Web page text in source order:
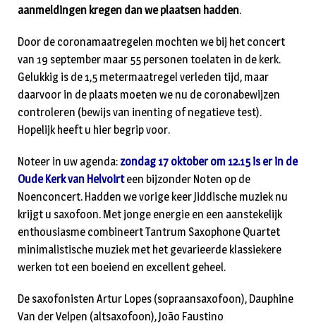
aanmeldingen kregen dan we plaatsen hadden.
Door de coronamaatregelen mochten we bij het concert
van 19 september maar 55 personen toelaten in de kerk.
Gelukkig is de 1,5 metermaatregel verleden tijd, maar
daarvoor in de plaats moeten we nu de coronabewijzen
controleren (bewijs van inenting of negatieve test).
Hopelijk heeft u hier begrip voor.
Noteer in uw agenda: zondag 17 oktober om 12.15 is er in de
Oude Kerk van Helvoirt een bijzonder Noten op de
Noenconcert. Hadden we vorige keer Jiddische muziek nu
krijgt u saxofoon. Met jonge energie en een aanstekelijk
enthousiasme combineert Tantrum Saxophone Quartet
minimalistische muziek met het gevarieerde klassiekere
werken tot een boeiend en excellent geheel.
De saxofonisten Artur Lopes (sopraansaxofoon), Dauphine
Van der Velpen (altsaxofoon), João Faustino